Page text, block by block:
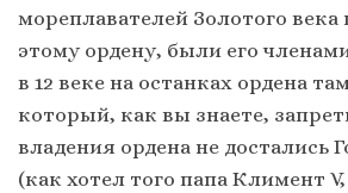
мореплавателей Золотого
этому ордену, были его
в 12 веке на останках ордена
который, как вы знаете,
владения ордена не достались
(как хотел того папа Климент